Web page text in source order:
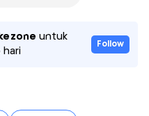
untuk
Follow